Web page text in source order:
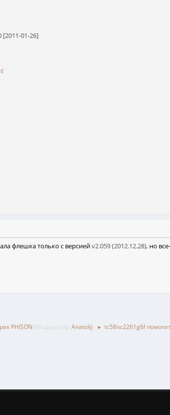
[2011-01-26]
флешка только с версиейv2.059 (2012.12.28), но
PHISON (Модератор: Anatolij) ► tc58nc2261g6f